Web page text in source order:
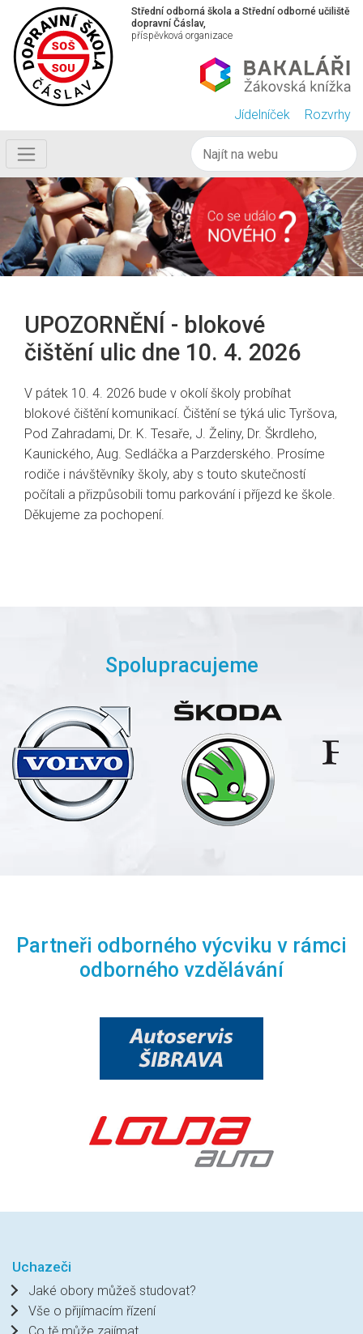
Střední odborná škola a Střední odborné učiliště
dopravní Čáslav,
příspěvková organizace
Jídelníček Rozvrhy
UPOZORNĚNÍ - blokové
čištění ulic dne 10. 4. 2026
V pátek 10. 4. 2026 bude v okolí školy probíhat
blokové čištění komunikací. Čištění se týká ulic Tyršova,
Pod Zahradami, Dr. K. Tesaře, J. Želiny, Dr. Škrdleho,
Kaunického, Aug. Sedláčka a Parzderského. Prosíme
rodiče i návštěvníky školy, aby s touto skutečností
počítali a přizpůsobili tomu parkování i příjezd ke škole.
Děkujeme za pochopení.
Spolupracujeme
Partneři odborného výcviku v rámci
odborného vzdělávání
Uchazeči
Jaké obory můžeš studovat?
Vše o přijímacím řízení